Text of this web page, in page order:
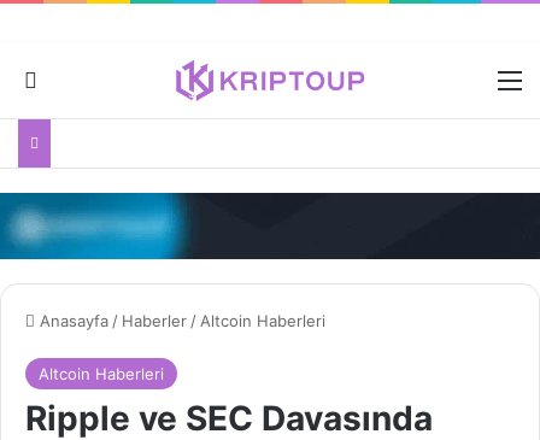
Dış görünümü değiştir
Anasayfa / Haberler / Altcoin Haberleri
Altcoin Haberleri
Ripple ve SEC Davasında